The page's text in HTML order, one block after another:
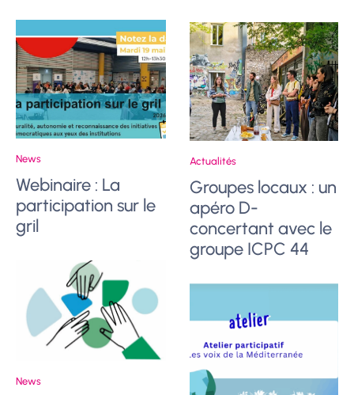
News
Webinaire : La
participation sur le
gril
News
Actualités
Groupes locaux : un
apéro D-
concertant avec le
groupe ICPC 44